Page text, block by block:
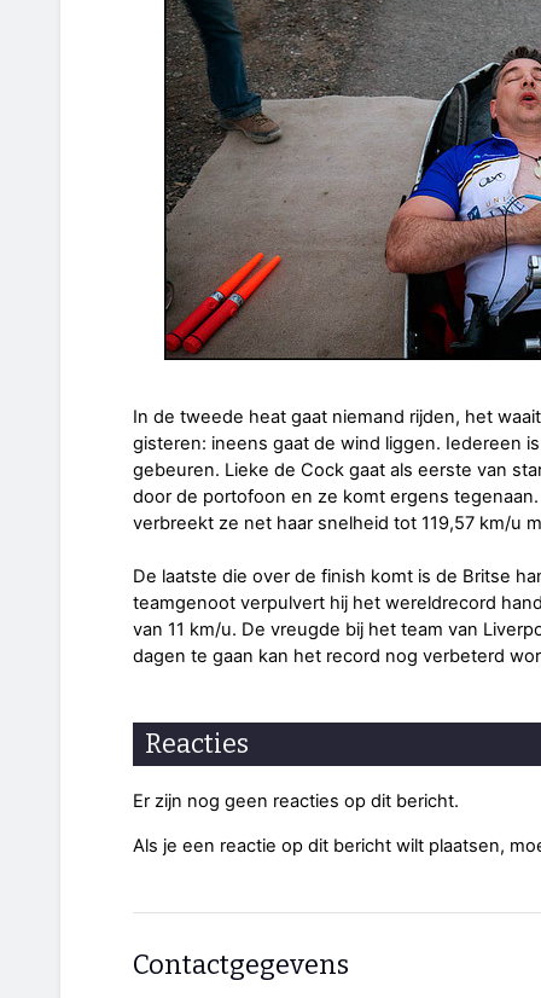
In de tweede heat gaat niemand rijden, het
gisteren: ineens gaat de wind liggen. Iedereen
gebeuren. Lieke de Cock gaat als eerste van
door de portofoon en ze komt ergens
verbreekt ze net haar snelheid tot 119,57 km/u
De laatste die over de finish komt is de Britse
teamgenoot verpulvert hij het wereldrecord
van 11 km/u. De vreugde bij het team van
dagen te gaan kan het record nog verbeterd
Reacties
Er zijn nog geen reacties op dit bericht.
Als je een reactie op dit bericht wilt plaatsen,
Contactgegevens